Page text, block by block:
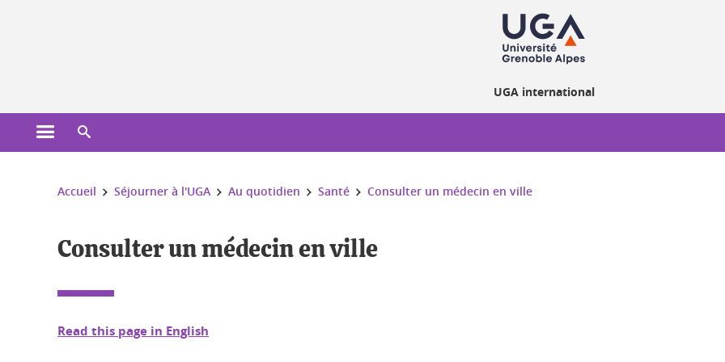
UGA international
Ouvrir le menu principal
Vous êtes ici :
Accueil Séjourner à l'UGA Au quotidien Santé Consulter un médecin en ville
Consulter un médecin en ville
Read this page in English